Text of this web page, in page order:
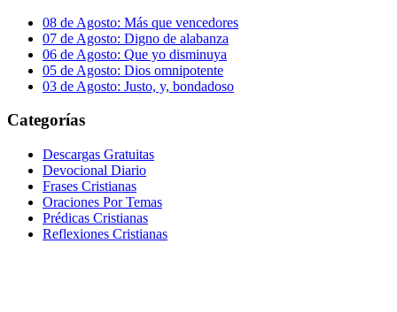
08 de Agosto: Más que vencedores
07 de Agosto: Digno de alabanza
06 de Agosto: Que yo disminuya
05 de Agosto: Dios omnipotente
03 de Agosto: Justo, y, bondadoso
Categorías
Descargas Gratuitas
Devocional Diario
Frases Cristianas
Oraciones Por Temas
Prédicas Cristianas
Reflexiones Cristianas